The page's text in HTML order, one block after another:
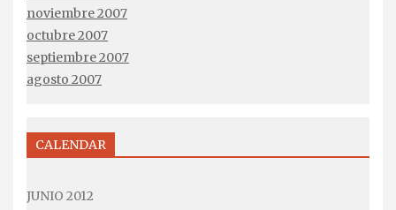
noviembre 2007
octubre 2007
septiembre 2007
agosto 2007
CALENDAR
JUNIO 2012